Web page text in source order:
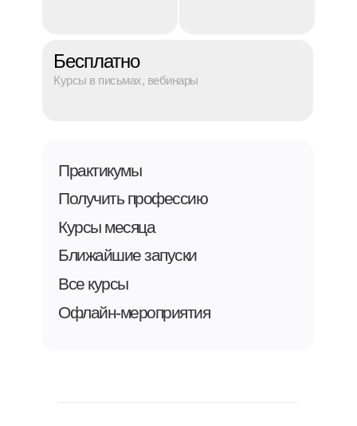
Бесплатно
Курсы в письмах, вебинары
Практикумы
Получить профессию
Курсы месяца
Ближайшие запуски
Все курсы
Офлайн-мероприятия